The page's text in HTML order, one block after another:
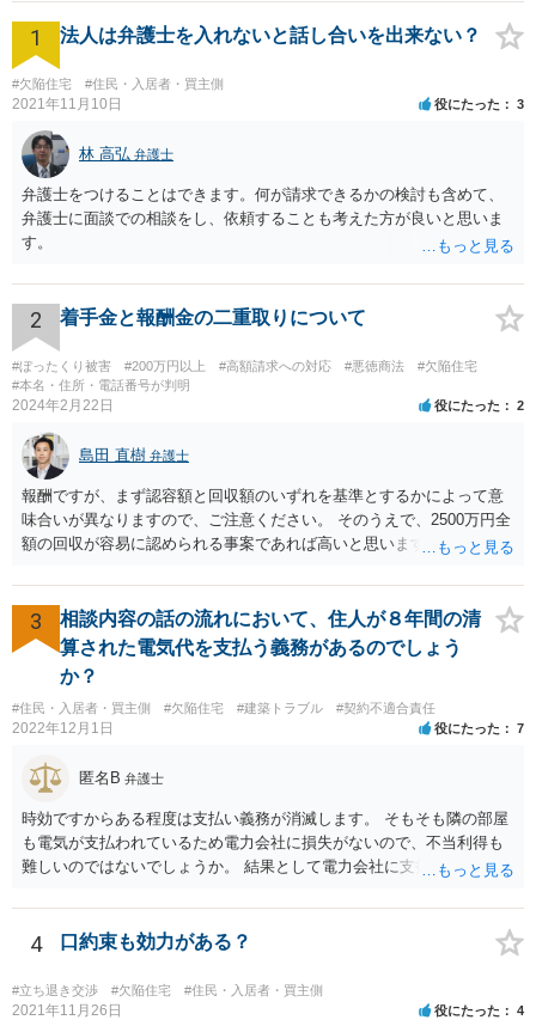
1 法人は弁護士を入れないと話し合いを出来ない？
#欠陥住宅 #住民・入居者・買主側
2021年11月10日 役にたった 3
林 高弘 弁護士
弁護士をつけることはできます。何が請求できるかの検討も含めて、
弁護士に面談での相談をし、依頼することも考えた方が良いと思いま
す。
2 着手金と報酬金の二重取りについて
#ぼったくり被害 #200万円以上 #高額請求への対応 #悪徳商法
#欠陥住宅
#本名・住所・電話番号が判明
2024年2月22日 役にたった 2
島田 直樹 弁護士
報酬ですが、まず認容額と回収額のいずれを基準とするかによって意
味合いが異なりますので、ご注意ください。 そのうえで、2500万円全
額の回収が容易に認められる事案であれば高いと思います。 他方、回
高いとは思えません。
3
相談内容の話の流れにおいて、住人が８年間の清
算された電気代を支払う義務があるのでしょう
か？
#住民・入居者・買主側 #欠陥住宅 #建築トラブル #契約不適合責任
2022年12月1日 役にたった 7
匿名B 弁護士
時効ですからある程度は支払い義務が消滅します。 そもそも隣の部屋
も電気が支払われているため電力会社に損失がないので、不当利得も
難しいのではないでしょうか。 結果として電力会社に支払拒絶をする
4 口約束も効力がある？
#立ち退き交渉 #欠陥住宅 #住民・入居者・買主側
2021年11月26日 役にたった 4